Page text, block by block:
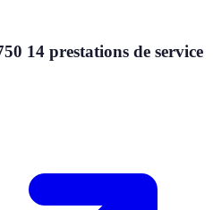
14 prestations de service